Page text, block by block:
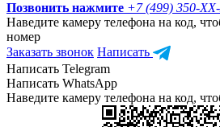
Позвонить нажмите +7 (499) 350-
Наведите камеру телефона на код,
номер
Заказать звонок Написать
Написать Telegram
Написать WhatsApp
Наведите камеру телефона на код,